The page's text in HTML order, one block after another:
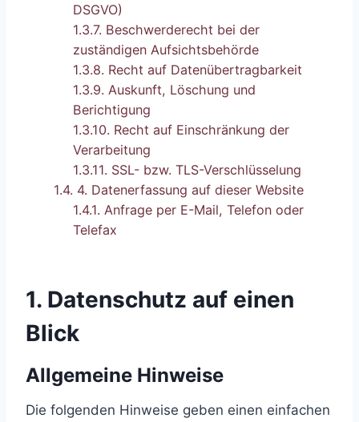
DSGVO)
1.3.7. Beschwerde­recht bei der
zuständigen Aufsichts­behörde
1.3.8. Recht auf Daten­übertrag­barkeit
1.3.9. Auskunft, Löschung und
Berichtigung
1.3.10. Recht auf Einschränkung der
Verarbeitung
1.3.11. SSL- bzw. TLS-Verschlüsselung
1.4. 4. Datenerfassung auf dieser Website
1.4.1. Anfrage per E-Mail, Telefon oder
Telefax
1. Datenschutz auf einen
Blick
Allgemeine Hinweise
Die folgenden Hinweise geben einen einfachen